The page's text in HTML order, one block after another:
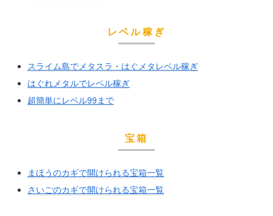
レベル稼ぎ
スライム島でメタスラ・はぐメタレベル稼ぎ
はぐれメタルでレベル稼ぎ
超簡単にレベル99まで
宝箱
まほうのカギで開けられる宝箱一覧
さいごのカギで開けられる宝箱一覧